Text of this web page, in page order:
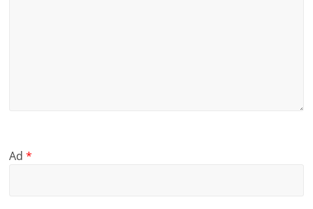
Ad*